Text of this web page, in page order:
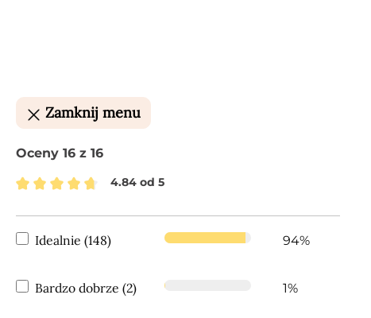
Zamknij menu
Oceny 16 z 16
4.84 od 5
Idealnie (148) 94%
Bardzo dobrze (2) 1%